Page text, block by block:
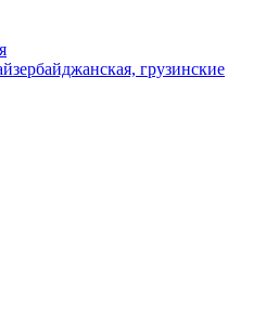
грузинские